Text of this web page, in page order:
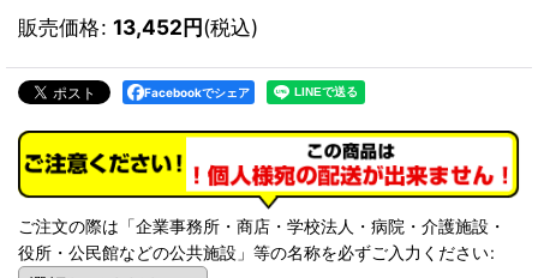
販売価格: 13,452円(税込)
Facebookでシェア
ご注文の際は「企業事務所・商店・学校法人・病院・介護施設・
役所・公民館などの公共施設」等の名称を必ずご入力ください: